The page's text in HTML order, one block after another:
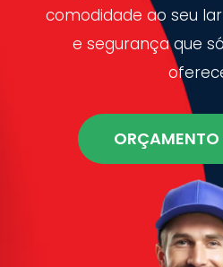
comodidade ao seu
e segurança que
ORÇAMENTO